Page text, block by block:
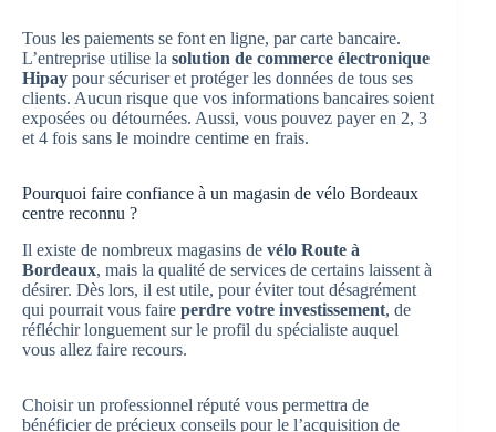
Tous les paiements se font en ligne, par carte bancaire.
L’entreprise utilise la solution de commerce électronique
Hipay pour sécuriser et protéger les données de tous ses
clients. Aucun risque que vos informations bancaires soient
exposées ou détournées. Aussi, vous pouvez payer en 2, 3
et 4 fois sans le moindre centime en frais.
Pourquoi faire confiance à un magasin de vélo Bordeaux
centre reconnu ?
Il existe de nombreux magasins de vélo Route à
Bordeaux, mais la qualité de services de certains laissent à
désirer. Dès lors, il est utile, pour éviter tout désagrément
qui pourrait vous faire perdre votre investissement, de
réfléchir longuement sur le profil du spécialiste auquel
vous allez faire recours.
Choisir un professionnel réputé vous permettra de
bénéficier de précieux conseils pour le l’acquisition de